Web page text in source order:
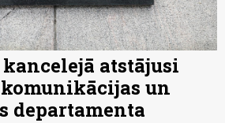
atstājusi
un
departamenta